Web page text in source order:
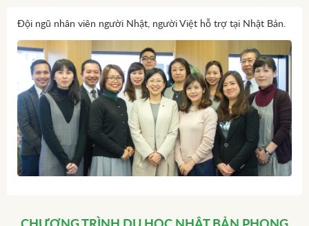
Đội ngũ nhân viên người Nhật, người Việt hỗ trợ tại Nhật Bản.